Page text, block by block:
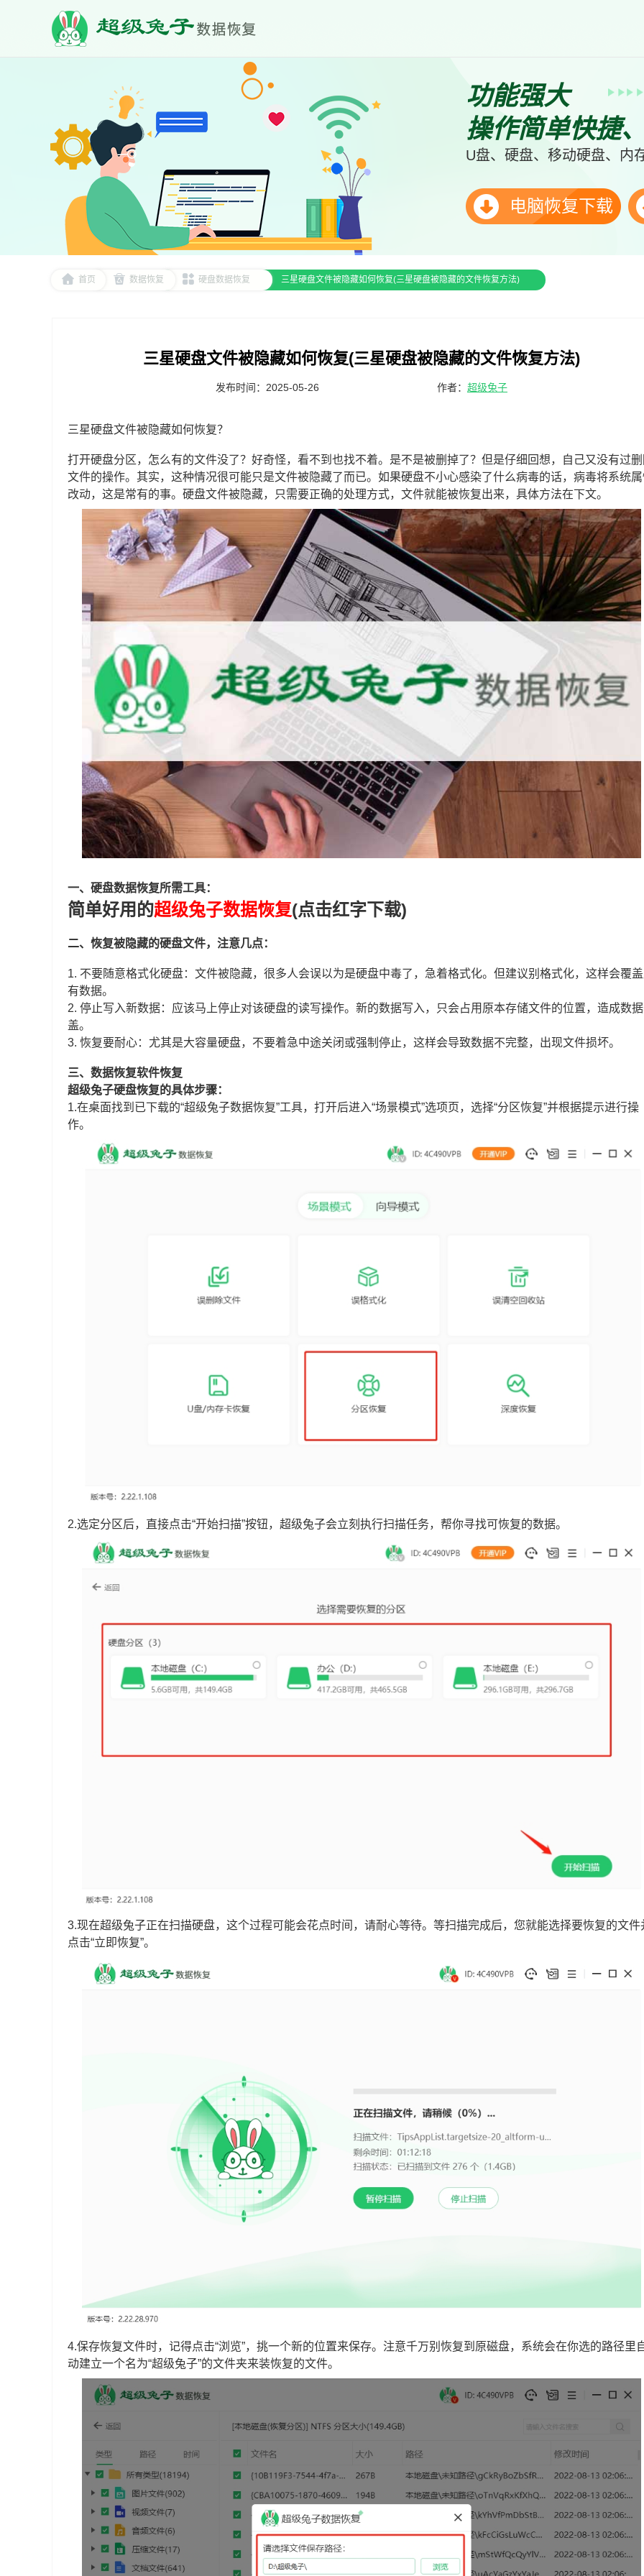
功能强大
操作简单快捷
U盘、硬盘、移动硬盘、内
电脑恢复下载
首页 数据恢复 硬盘数据恢复 三星硬盘文件被隐藏如何恢复(三星硬盘被隐藏的文件恢复方法)
三星硬盘文件被隐藏如何恢复(三星硬盘被隐藏的文件恢复方法)
发布时间：2025-05-26 作者： 超级兔子
三星硬盘文件被隐藏如何恢复？
打开硬盘分区，怎么有的文件没了？好奇怪，看不到也找不着。是不是被删掉了？但是仔细回想，自己又没有过
文件的操作。其实，这种情况很可能只是文件被隐藏了而已。如果硬盘不小心感染了什么病毒的话，病毒将系统
改动，这是常有的事。硬盘文件被隐藏，只需要正确的处理方式，文件就能被恢复出来，具体方法在下文。
一、硬盘数据恢复所需工具：
简单好用的超级兔子数据恢复(点击红字下载)
二、恢复被隐藏的硬盘文件，注意几点：
1. 不要随意格式化硬盘：文件被隐藏，很多人会误以为是硬盘中毒了，急着格式化。但建议别格式化，这样会覆
有数据。
2. 停止写入新数据：应该马上停止对该硬盘的读写操作。新的数据写入，只会占用原本存储文件的位置，造成数
盖。
3. 恢复要耐心：尤其是大容量硬盘，不要着急中途关闭或强制停止，这样会导致数据不完整，出现文件损坏。
三、数据恢复软件恢复
超级兔子硬盘恢复的具体步骤：
1.在桌面找到已下载的“超级兔子数据恢复”工具，打开后进入“场景模式”选项页，选择“分区恢复”并根据提示进行操
作。
2.选定分区后，直接点击“开始扫描”按钮，超级兔子会立刻执行扫描任务，帮你寻找可恢复的数据。
3.现在超级兔子正在扫描硬盘，这个过程可能会花点时间，请耐心等待。等扫描完成后，您就能选择要恢复的文件
点击“立即恢复”。
4.保存恢复文件时，记得点击“浏览”，挑一个新的位置来保存。注意千万别恢复到原磁盘，系统会在你选的路径里
动建立一个名为“超级兔子”的文件夹来装恢复的文件。